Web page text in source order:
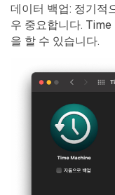
데이터 백업: 정기적
우 중요합니다.
을 할 수 있습니다.